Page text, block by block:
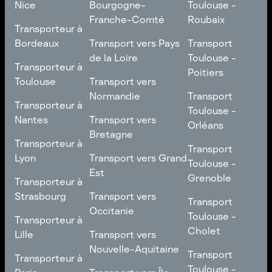
Nice
Transporteur à
Nice
Transporteur à
Bordeaux
Transporteur à
Bordeaux
Transporteur à
Toulouse
Transporteur à
Toulouse
Transporteur à
Nantes
Transporteur à
Nantes
Transporteur à
Lyon
Transporteur à
Lyon
Transporteur à
Strasbourg
Transporteur à
Strasbourg
Transporteur à
Lille
Transporteur à
Lille
Transporteur à
Bourgogne-
Franche-Comté
Transport vers
Bourgogne-
Transport vers Pays
de la Loire
Transport vers Pays
de la Loire
Transport vers
Normandie
Transport vers
Normandie
Transport vers
Bretagne
Transport vers
Bretagne
Transport vers Grand
Est
Transport vers Grand
Est
Transport vers
Occitanie
Transport vers
Occitanie
Transport vers
Nouvelle-Aquitaine
Transport vers
Toulouse -
Roubaix
Transport
Toulouse -
Roubaix
Transport
Toulouse -
Poitiers
Transport
Toulouse -
Poitiers
Transport
Toulouse -
Orléans
Transport
Toulouse -
Orléans
Transport
Toulouse -
Grenoble
Transport
Toulouse -
Grenoble
Transport
Toulouse -
Cholet
Transport
Toulouse -
Transport
Toulouse -